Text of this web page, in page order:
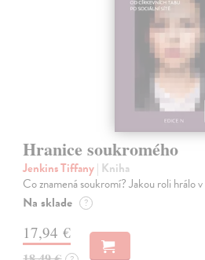
Hranice soukromého
Jenkins Tiffany| Kniha
Co znamená soukromí? Jakou roli hrálo
Na sklade ?
17,94 €